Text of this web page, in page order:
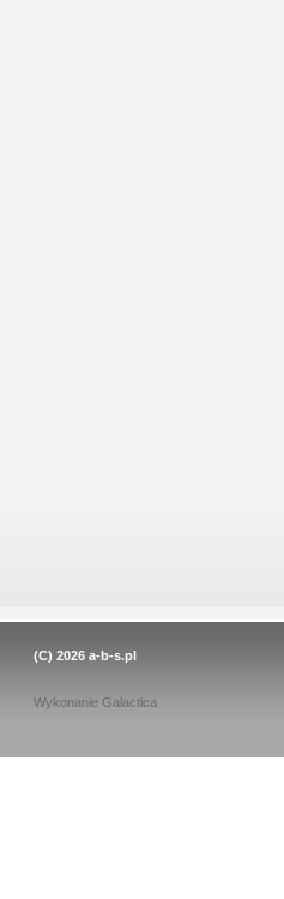
(C) 2026 a-b-s.pl
Wykonanie Galactica